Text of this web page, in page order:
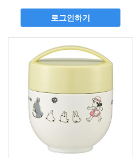
로그인하기